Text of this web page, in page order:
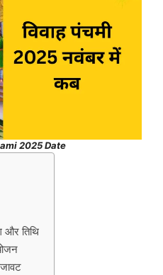
2025 Date
और तिथि